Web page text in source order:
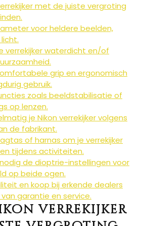
met de juiste vergroting
voor heldere beelden,
verrekijker waterdicht en/of
grip en ergonomisch
gebruik.
zoals beeldstabilisatie of
op lenzen.
je Nikon verrekijker volgens
de fabrikant.
of harnas om je verrekijker
tijdens activiteiten.
de dioptrie-instellingen voor
op beide ogen.
en koop bij erkende dealers
garantie en service.
verrekijker